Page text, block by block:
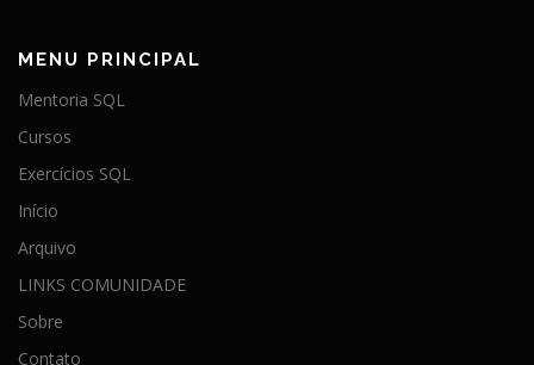
MENU PRINCIPAL
Mentoria SQL
Cursos
Exercícios SQL
Início
Arquivo
LINKS COMUNIDADE
Sobre
Contato